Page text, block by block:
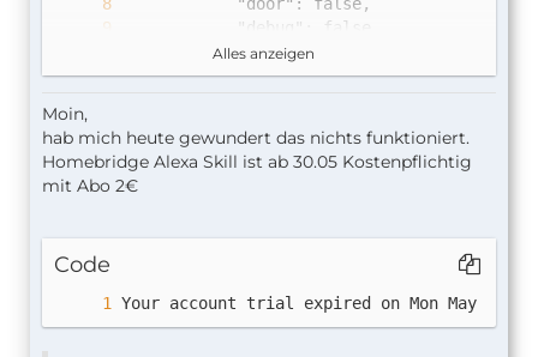
        },
Alles anzeigen
Moin,
hab mich heute gewundert das nichts funktioniert.
Homebridge Alexa Skill ist ab 30.05 Kostenpflichtig
mit Abo 2€
Code
Your account trial expired on Mon May 30